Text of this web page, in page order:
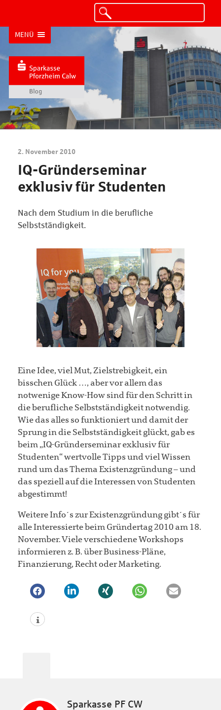
MENÜ
2. November 2010
IQ-Gründerseminar
exklusiv für Studenten
Nach dem Studium in die berufliche
Selbstständigkeit.
Eine Idee, viel Mut, Zielstrebigkeit, ein
bisschen Glück …, aber vor allem das
notwenige Know-How sind für den Schritt in
die berufliche Selbstständigkeit notwendig.
Wie das alles so funktioniert und damit der
Sprung in die Selbstständigkeit glückt, gab es
beim „IQ-Gründerseminar exklusiv für
Studenten“ wertvolle Tipps und viel Wissen
rund um das Thema Existenzgründung – und
das speziell auf die Interessen von Studenten
abgestimmt!
Weitere Info´s zur Existenzgründung gibt´s für
alle Interessierte beim Gründertag 2010 am 18.
November. Viele verschiedene Workshops
informieren z. B. über Business-Pläne,
Finanzierung, Recht oder Marketing.
Sparkasse PF CW